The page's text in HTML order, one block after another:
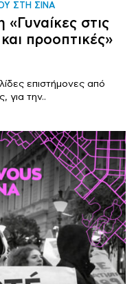
ΣΤΗ ΣΙΝΑ
στις
προοπτικές»
επιστήμονες από
για την..